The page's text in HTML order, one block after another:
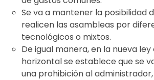
Se va a mantener la posibilidad
realicen las asambleas por
tecnológicos o mixtos.
De igual manera, en la nueva
horizontal se establece que se
una prohibición al